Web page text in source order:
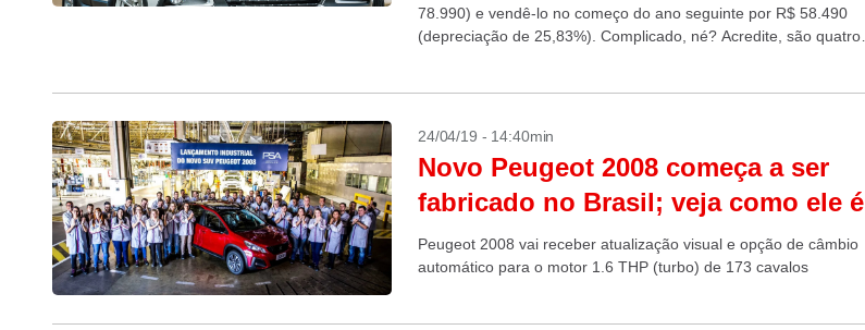
78.990) e vendê-lo no começo do ano seguinte por R$ 58.490
(depreciação de 25,83%). Complicado, né? Acredite, são quatro
24/04/19 - 14:40min
Novo Peugeot 2008 começa a ser
fabricado no Brasil; veja como ele é
Peugeot 2008 vai receber atualização visual e opção de câmbio
automático para o motor 1.6 THP (turbo) de 173 cavalos